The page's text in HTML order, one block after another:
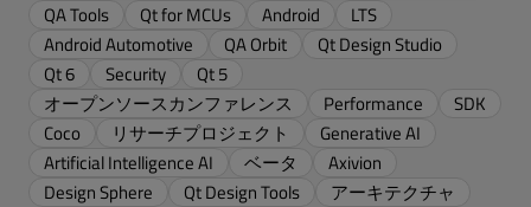
QA Tools
Qt for MCUs Android
LTS
Android Automotive
QA Orbit
Qt Design Studio
Qt 6
Security
Qt 5
オープンソースカンファレンス
Performance
SDK
Coco
リサーチプロジェクト
Generative AI
Artificial Intelligence AI
ベータ
Axivion
Design Sphere
Qt Design Tools
アーキテクチャ